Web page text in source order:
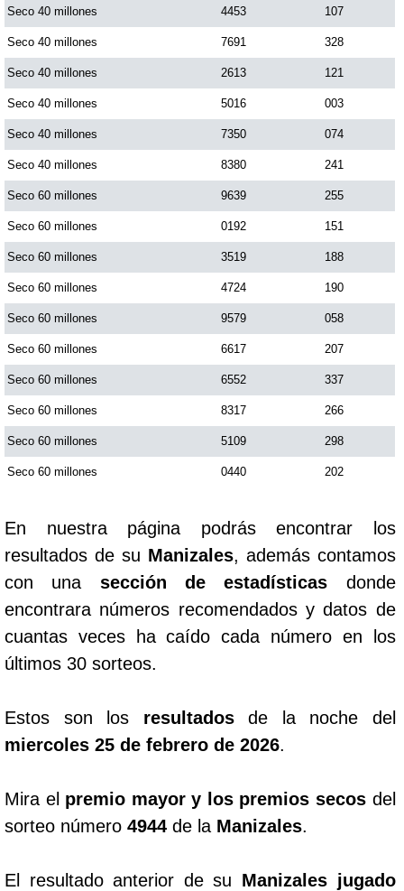
Seco 40 millones 4453 107
Seco 40 millones 7691 328
Seco 40 millones 2613 121
Seco 40 millones 5016 003
Seco 40 millones 7350 074
Seco 40 millones 8380 241
Seco 60 millones 9639 255
Seco 60 millones 0192 151
Seco 60 millones 3519 188
Seco 60 millones 4724 190
Seco 60 millones 9579 058
Seco 60 millones 6617 207
Seco 60 millones 6552 337
Seco 60 millones 8317 266
Seco 60 millones 5109 298
Seco 60 millones 0440 202
En nuestra página podrás encontrar los
resultados de su Manizales, además contamos
con una sección de estadísticas donde
encontrara números recomendados y datos de
cuantas veces ha caído cada número en los
últimos 30 sorteos.
Estos son los resultadosde la noche del
miercoles 25 de febrero de 2026.
Mira el premio mayor y los premios secosdel
sorteo número 4944 de la Manizales.
El resultado anterior de su Manizales jugado